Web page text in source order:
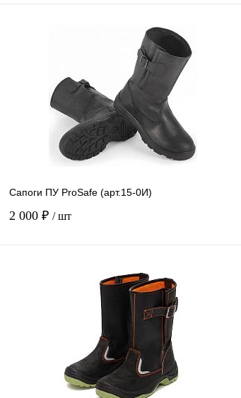
Сапоги ПУ ProSafe (арт.15-0И)
2 000 ₽ / шт
В корзину
Купить в
В избранное
наличии